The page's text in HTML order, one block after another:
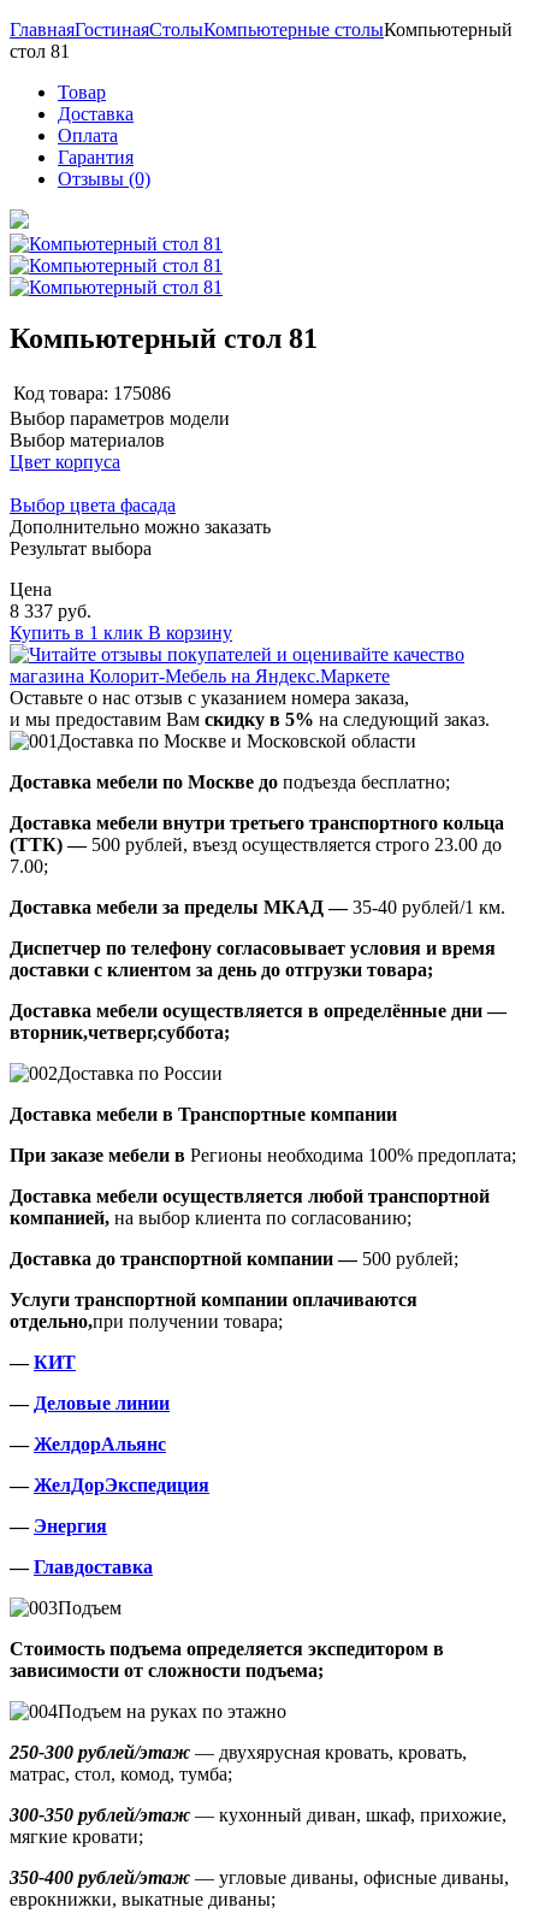
ГлавнаяГостинаяСтолыКомпьютерные столыКомпьютерный
стол 81
Товар
Доставка
Оплата
Гарантия
Отзывы (0)
Компьютерный стол 81
Код товара: 175086
Выбор параметров модели
Выбор материалов
Цвет корпуса
Выбор цвета фасада
Дополнительно можно заказать
Результат выбора
Цена
8 337 руб.
Купить в 1 клик В корзину
Оставьте о нас отзыв с указанием номера заказа,
и мы предоставим Вам скидку в 5% на следующий заказ.
Доставка по Москве и Московской области
Доставка мебели по Москве до подъезда бесплатно;
Доставка мебели внутри третьего транспортного кольца
(ТТК) —500 рублей, въезд осуществляется строго 23.00 до
7.00;
Доставка мебели за пределы МКАД —35-40 рублей/1 км.
Диспетчер по телефону согласовывает условия и время
доставки с клиентом за день до отгрузки товара;
Доставка мебели осуществляется в определённые дни —
вторник,четверг,суббота;
Доставка по России
Доставка мебели в Транспортные компании
При заказе мебели в Регионы необходима 100% предоплата;
Доставка мебели осуществляется любой транспортной
компанией, на выбор клиента по согласованию;
Доставка до транспортной компании —500 рублей;
Услуги транспортной компании оплачиваются
отдельно,при получении товара;
—КИТ
— Деловые линии
—ЖелдорАльянс
—ЖелДорЭкспедиция
— Энергия
—Главдоставка
Подъем
Стоимость подъема определяется экспедитором в
зависимости от сложности подъема;
Подъем на руках по этажно
250-300 рублей/этаж — двухярусная кровать, кровать,
матрас, стол, комод, тумба;
300-350 рублей/этаж — кухонный диван, шкаф, прихожие,
мягкие кровати;
350-400 рублей/этаж — угловые диваны, офисные диваны,
еврокнижки, выкатные диваны;